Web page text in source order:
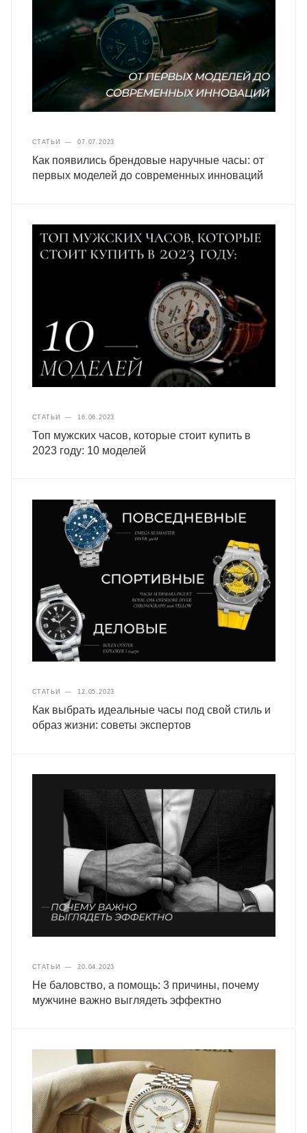
СТАТЬИ — 07.07.2023
Как появились брендовые наручные часы: от
первых моделей до современных инноваций
СТАТЬИ — 16.06.2023
Топ мужских часов, которые стоит купить в
2023 году: 10 моделей
СТАТЬИ — 12.05.2023
Как выбрать идеальные часы под свой стиль и
образ жизни: советы экспертов
СТАТЬИ — 20.04.2023
Не баловство, а помощь: 3 причины, почему
мужчине важно выглядеть эффектно